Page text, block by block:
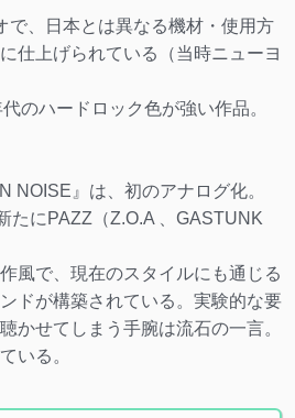
で、日本とは異なる機材・使用方
仕上げられている（当時ニューヨ
のハードロック色が強い作品。
NOISE』は、初のアナログ化。
たにPAZZ（Z.O.A 、GASTUNK
風で、現在のスタイルにも通じる
ドが構築されている。実験的な要
かせてしまう手腕は流石の一言。
いる。